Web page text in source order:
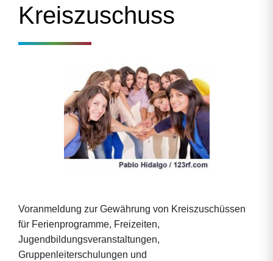
Kreiszuschuss
Voranmeldung zur Gewährung von Kreiszuschüssen
für Ferienprogramme, Freizeiten,
Jugendbildungsveranstaltungen,
Gruppenleiterschulungen und